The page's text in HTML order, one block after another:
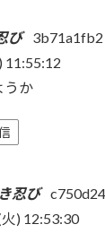
び 3b71a1fb2
11:55:12
うか
忍び
) 12:53:30